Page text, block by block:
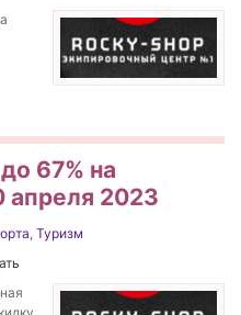
67% на
апреля 2023
, Туризм